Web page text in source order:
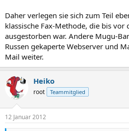
Daher verlegen sie sich zum Teil
klassische Fax-Methode, die bis vor
ausgestorben war. Andere Mugu-
Russen gekaperte Webserver und
Mail weiter.
Heiko
root Teammitglied
12 Januar 2012